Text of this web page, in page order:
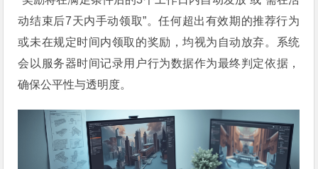
动结束后7天内手动领取”。任何超出有效期的推荐行为
或未在规定时间内领取的奖励，均视为自动放弃。系统
会以服务器时间记录用户行为数据作为最终判定依据，
确保公平性与透明度。